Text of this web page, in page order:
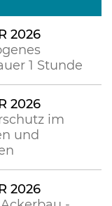
2026
1 Stunde
2026
im
und
2026